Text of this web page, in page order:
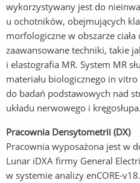
wykorzystywany jest do
u ochotników, obejmujących
morfologiczne w obszarze ciała
zaawansowane techniki, takie
i elastografia MR. System MR
materiału biologicznego in
do badań podstawowych nad
układu nerwowego i kręgosłupa.
Pracownia Densytometrii (DX)
Pracownia wyposażona jest w
Lunar iDXA firmy General
w systemie analizy enCORE-